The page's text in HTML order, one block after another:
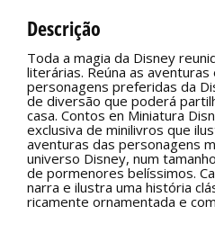
Descrição
Toda a magia da Disney
literárias. Reúna as
personagens preferidas da
de diversão que poderá
casa. Contos en Miniatura
exclusiva de minilivros que
aventuras das personagens
universo Disney, num
de pormenores belíssimos.
narra e ilustra uma história
ricamente ornamentada e